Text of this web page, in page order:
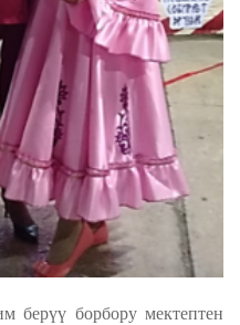
берүү борбору мектептен